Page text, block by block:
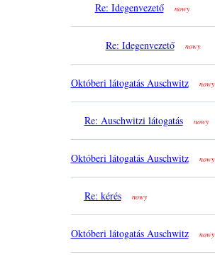
Re: Idegenvezető nowy
Re: Idegenvezető nowy
Októberi látogatás Auschwitz nowy
Re: Auschwitzi látogatás nowy
Októberi látogatás Auschwitz nowy
Re: kérés nowy
Októberi látogatás Auschwitz nowy